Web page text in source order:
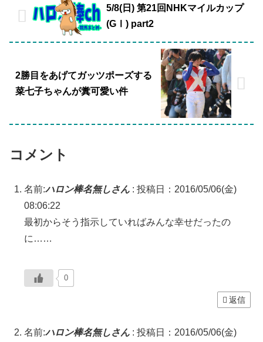
5/8(日) 第21回NHKマイルカップ
(GⅠ) part2
2勝目をあげてガッツポーズする
菜七子ちゃんが糞可愛い件
コメント
名前:ハロン棒名無しさん : 投稿日：2016/05/06(金)
08:06:22
最初からそう指示していればみんな幸せだったの
に……
0
返信
名前:ハロン棒名無しさん : 投稿日：2016/05/06(金)